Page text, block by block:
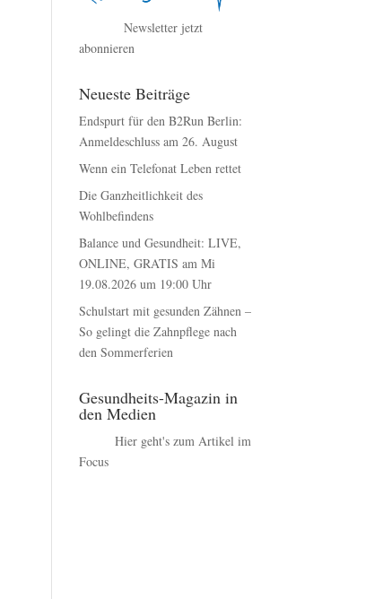
Newsletter jetzt
abonnieren
Neueste Beiträge
Endspurt für den B2Run Berlin:
Anmeldeschluss am 26. August
Wenn ein Telefonat Leben rettet
Die Ganzheitlichkeit des
Wohlbefindens
Balance und Gesundheit: LIVE,
ONLINE, GRATIS am Mi
19.08.2026 um 19:00 Uhr
Schulstart mit gesunden Zähnen –
So gelingt die Zahnpflege nach
den Sommerferien
Gesundheits-Magazin in
den Medien
Hier geht's zum Artikel im
Focus